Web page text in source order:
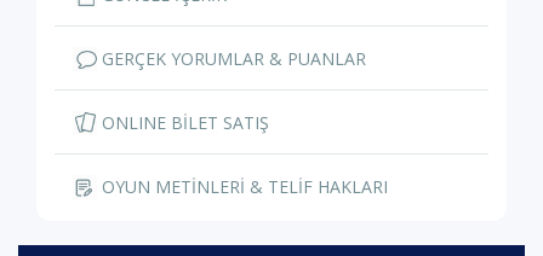
GERÇEK YORUMLAR & PUANLAR
ONLINE BİLET SATIŞ
OYUN METİNLERİ & TELİF HAKLARI